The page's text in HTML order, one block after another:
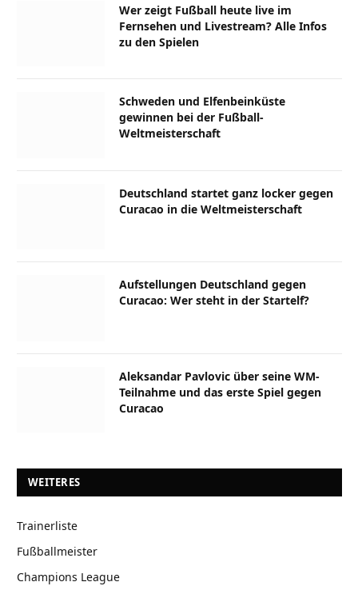
Wer zeigt Fußball heute live im
Fernsehen und Livestream? Alle Infos
zu den Spielen
Schweden und Elfenbeinküste
gewinnen bei der Fußball-
Weltmeisterschaft
Deutschland startet ganz locker gegen
Curacao in die Weltmeisterschaft
Aufstellungen Deutschland gegen
Curacao: Wer steht in der Startelf?
Aleksandar Pavlovic über seine WM-
Teilnahme und das erste Spiel gegen
Curacao
WEITERES
Trainerliste
Fußballmeister
Champions League